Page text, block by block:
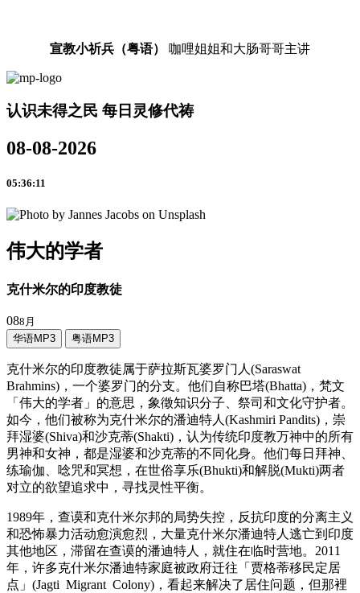
宣教小祈兵（粤语） 咖哩姐姐和大肠哥哥主讲
认识未得之民 每日灵修代祷
08-08-2026
05:36:11
伟大的学者
克什米尔的印度教徒
088月
华语MP3
粤语MP3
克什米尔的印度教徒属于萨拉斯瓦婆罗门人(Saraswat
Brahmins)，一个婆罗门的分支。他们自称巴塔(Bhatta)，梵文
「伟大的学者」的意思，象徵知识分子、祭司和文化守护者。
如今，他们被称为克什米尔的潘迪特人(Kashmiri Pandits)，崇
拜湿婆(Shiva)和沙克蒂(Shakti)，认为传统印度教万神中的所有
男神和女神，都是湿婆和沙克蒂的不同化身。他们每日拜神、
练瑜伽、唸咒和冥想，在世俗享乐(Bhukti)和解脱(Mukti)两者
对立的欲望追求中，寻找灵性平衡。
1989年，查谟和克什米尔邦的局势失控，反抗印度的分离主义
和恐怖暴力活动愈演愈烈，大量克什米尔潘迪特人逃亡到印度
其他地区，滞留在查谟的潘迪特人，就住在临时营地。2011
年，许多克什米尔潘迪特家庭被政府迁往「贾格蒂移民定居
点」(Jagti Migrant Colony)，看起来解决了居住问题，但那裡